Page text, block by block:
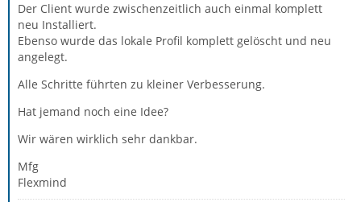
Der Client wurde zwischenzeitlich auch einmal komplett
neu Installiert.
Ebenso wurde das lokale Profil komplett gelöscht und neu
angelegt.
Alle Schritte führten zu kleiner Verbesserung.
Hat jemand noch eine Idee?
Wir wären wirklich sehr dankbar.
Mfg
Flexmind